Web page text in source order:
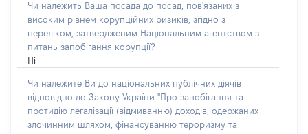
Чи належить Ваша посада до посад, пов'язаних з
високим рівнем корупційних ризиків, згідно з
переліком, затвердженим Національним агентством з
питань запобігання корупції?
Ні
Чи належите Ви до національних публічних діячів
відповідно до Закону України "Про запобігання та
протидію легалізації (відмиванню) доходів, одержаних
злочинним шляхом, фінансуванню тероризму та